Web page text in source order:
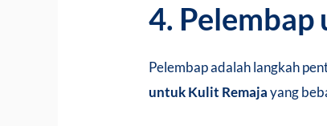
4.
Pelembap adalah langkah
untuk Kulit Remajayang